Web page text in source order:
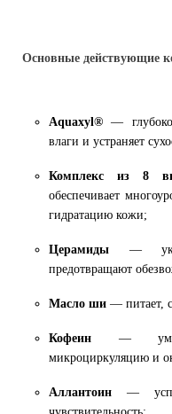
Основные действующие
Aquaxyl® — глубоко
влаги и устраняет
Комплекс из 8
обеспечивает
гидратацию кожи;
Церамиды —
предотвращают
Масло ши — питает,
Кофеин —
микроциркуляцию и
Аллантоин —